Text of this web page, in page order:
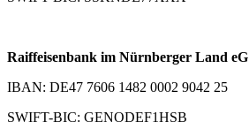
Raiffeisenbank im Nürnberger Land eG
IBAN: DE47 7606 1482 0002 9042 25
SWIFT-BIC: GENODEF1HSB